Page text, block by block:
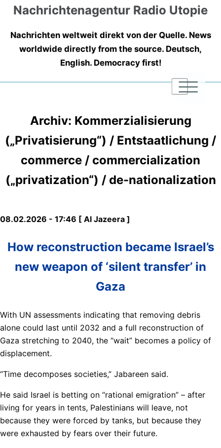
Nachrichtenagentur Radio Utopie
Nachrichten weltweit direkt von der Quelle. News
worldwide directly from the source. Deutsch,
English. Democracy first!
|
|
|
Archiv: Kommerzialisierung
(„Privatisierung“) / Entstaatlichung /
commerce / commercialization
(„privatization“) / de-nationalization
08.02.2026 - 17:46 [ Al Jazeera ]
How reconstruction became Israel’s
new weapon of ‘silent transfer’ in
Gaza
With UN assessments indicating that removing debris
alone could last until 2032 and a full reconstruction of
Gaza stretching to 2040, the “wait” becomes a policy of
displacement.
“Time decomposes societies,” Jabareen said.
He said Israel is betting on “rational emigration” – after
living for years in tents, Palestinians will leave, not
because they were forced by tanks, but because they
were exhausted by fears over their future.